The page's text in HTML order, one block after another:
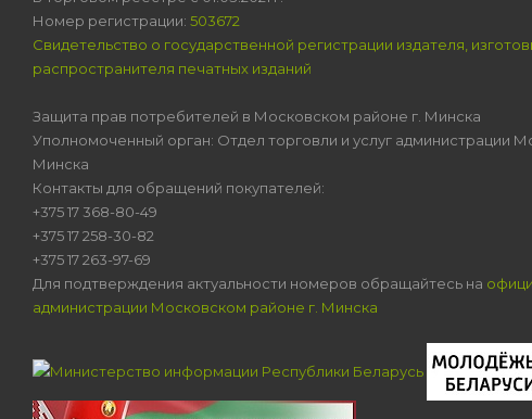
Номер регистрации: 503672
Свидетельство о государственной регистрации издателя,
распространителя печатных изданий
Защита прав потребителей в Московском районе г. Минска
Уполномоченный орган: Отдел торговли и услуг администрации
Минска
Контакты для обращений покупателей:
+375 17 368-80-49
+375 17 258-30-82
+375 17 263-97-69
Для подтверждения актуальности номеров обращайтесь на
администрации Московском районе г. Минска